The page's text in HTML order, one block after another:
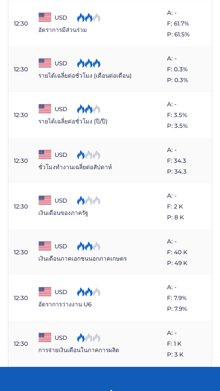
12:30
USD
อัตราการมีส่วนร่วม
A: -
F: 61.7%
P: 61.5%
12:30
USD
รายได้เฉลี่ยต่อชั่วโมง (เดือนต่อเดือน)
A: -
F: 0.3%
P: 0.3%
12:30
USD
รายได้เฉลี่ยต่อชั่วโมง (ปี/ปี)
A: -
F: 3.5%
P: 3.5%
12:30
USD
ชั่วโมงทำงานเฉลี่ยต่อสัปดาห์
A: -
F: 34.3
P: 34.3
12:30
USD
เงินเดือนของภาครัฐ
A: -
F: 2 K
P: 8 K
12:30
USD
เงินเดือนภาคเอกชนนอกภาคเกษตร
A: -
F: 40 K
P: 49 K
12:30
USD
อัตราการว่างงาน U6
A: -
F: 7.9%
P: 7.9%
12:30
USD
การจ่ายเงินเดือนในภาคการผลิต
A: -
F: 1 K
P: 3 K